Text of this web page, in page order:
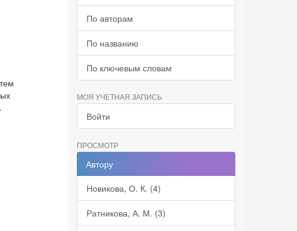
По авторам
По названию
По ключевым словам
МОЯ УЧЕТНАЯ ЗАПИСЬ
Войти
ПРОСМОТР
Автору
Новикова, О. К. (4)
Ратникова, А. М. (3)